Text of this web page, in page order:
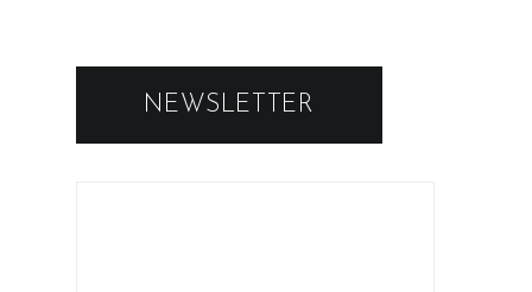
NEWSLETTER